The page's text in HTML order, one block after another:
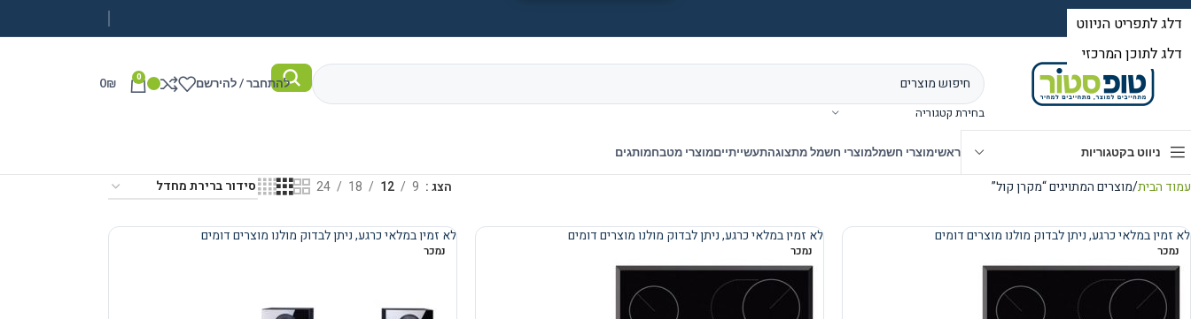
בחירת קטגוריה
להתחבר / להירשם 0
0₪
ניווט בקטגוריות ראשימוצרי חשמלמוצרי חשמל מתצוגהתעשייתייםמוצרי מטבחמותגים
עמוד הבית מוצרים המתויגים “מקרן קול” הצג 9
12
18
24
נמכר
לא זמין במלאי כרגע, ניתן לבדוק מולנו מוצרים דומים
נמכר
לא זמין במלאי כרגע, ניתן לבדוק מולנו מוצרים דומים
נמכר
לא זמין במלאי כרגע, ניתן לבדוק מולנו מוצרים דומים